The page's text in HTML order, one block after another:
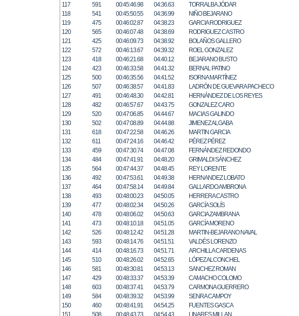
117
591 00:45:46.98 04:36.63 TORRALBA JÓDAR
118
541 00:45:50.55 04:36.99 NIÑO BEJARANO
119
475 00:46:02.87 04:38.23 GARCIA RODRIGUEZ
120
565 00:46:07.48 04:38.69 RODRIGUEZ CASTRO
121
425 00:46:09.73 04:38.92 BOLAÑOS GALLERO
122
572 00:46:13.67 04:39.32 ROEL GONZALEZ
123
418 00:46:21.68 04:40.12 BEJARANO BUSTO
124
423 00:46:33.58 04:41.32 BERNAL PATINO
125
500 00:46:35.56 04:41.52 ISORNA MARTÍNEZ
126
507 00:46:38.57 04:41.83 LADRÓN DE GUEVARA PACHECO
127
491 00:46:48.30 04:42.81 HERNÁNDEZ DE LOS REYES
128
482 00:46:57.67 04:43.75 GONZALEZ CARO
129
520 00:47:06.85 04:44.67 MACIAS GALINDO
130
502 00:47:08.89 04:44.88 JIMENEZ ALGABA
131
618 00:47:22.58 04:46.26 MARTIN GARCIA
132
611 00:47:24.16 04:46.42 PÉREZ PÉREZ
133
459 00:47:30.74 04:47.08 FERNÁNDEZ REDONDO
134
484 00:47:41.91 04:48.20 GRIMALDI SÁNCHEZ
135
564 00:47:44.37 04:48.45 REY LORENTE
136
492 00:47:53.61 04:49.38 HERNANDEZ LOBATO
137
464 00:47:58.14 04:49.84 GALLARDO AMBRONA
138
493 00:48:00.23 04:50.05 HERRERA CASTRO
139
477 00:48:02.34 04:50.26 GARCÍA SOLÍS
140
478 00:48:06.02 04:50.63 GARCIA ZAMBRANA
141
473 00:48:10.18 04:51.05 GARCÍA MORENO
142
526 00:48:12.42 04:51.28 MARTIN-BEJARANO NAVAL
143
593 00:48:14.76 04:51.51 VALDÉS LORENZO
144
414 00:48:16.73 04:51.71 ARCHILLA CARDENAS
145
510 00:48:26.02 04:52.65 LÓPEZ ALCONCHEL
146
581 00:48:30.81 04:53.13 SANCHEZ ROMAN
147
429 00:48:33.37 04:53.39 CAMACHO COLOMO
148
603 00:48:37.41 04:53.79 CARMONA GUERRERO
149
584 00:48:39.32 04:53.99 SENRA CAMPOY
150
460 00:48:41.91 04:54.25 FUENTES GASCA